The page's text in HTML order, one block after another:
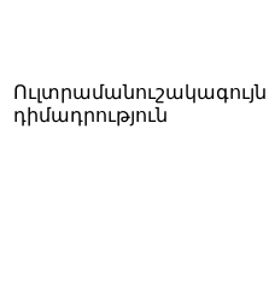
Ուլտրամանուշակագույն
դիմադրություն